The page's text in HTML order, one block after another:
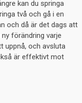
kan du springa
två och gå i en
och då är det dags att
förändring varje
uppnå, och avsluta
är effektivt mot